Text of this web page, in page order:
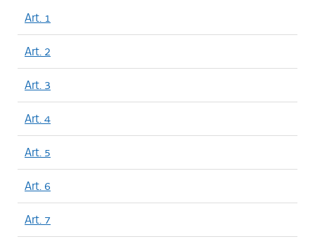
Art. 1
Art. 2
Art. 3
Art. 4
Art. 5
Art. 6
Art. 7